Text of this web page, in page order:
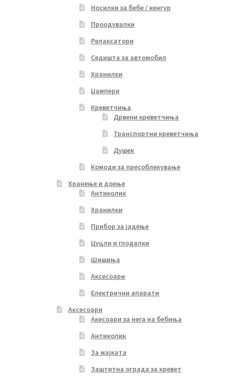
Носилки за бебе / кенгур
Проодувалки
Релаксатори
Седишта за автомобил
Хранилки
Џампери
Креветчиња
Дрвени креветчиња
Транспортни креветчиња
Душек
Комоди за пресоблекување
Хранење и доење
Антиколик
Хранилки
Прибор за јадење
Цуцли и глодалки
Шишиња
Аксесоари
Електрични апарати
Аксесоари
Акесоари за нега на бебиња
Антиколик
За мајката
Заштитна ограда за кревет